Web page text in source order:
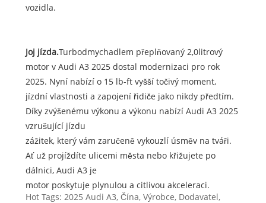
vozidla.
Joj jízda.Turbodmychadlem přeplňovaný 2,0litrový
motor v Audi A3 2025 dostal modernizaci pro rok
2025. Nyní nabízí o 15 lb-ft vyšší točivý moment,
jízdní vlastnosti a zapojení řidiče jako nikdy předtím.
Díky zvýšenému výkonu a výkonu nabízí Audi A3 2025
vzrušující jízdu
zážitek, který vám zaručeně vykouzlí úsměv na tváři.
Ať už projíždíte ulicemi města nebo křižujete po
dálnici, Audi A3 je
motor poskytuje plynulou a citlivou akceleraci.
Hot Tags: 2025 Audi A3, Čína, Výrobce, Dodavatel,